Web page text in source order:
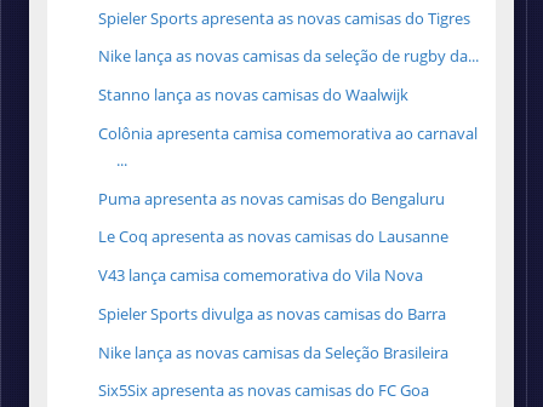
Spieler Sports apresenta as novas camisas do Tigres
Nike lança as novas camisas da seleção de rugby da...
Stanno lança as novas camisas do Waalwijk
Colônia apresenta camisa comemorativa ao carnaval
...
Puma apresenta as novas camisas do Bengaluru
Le Coq apresenta as novas camisas do Lausanne
V43 lança camisa comemorativa do Vila Nova
Spieler Sports divulga as novas camisas do Barra
Nike lança as novas camisas da Seleção Brasileira
Six5Six apresenta as novas camisas do FC Goa